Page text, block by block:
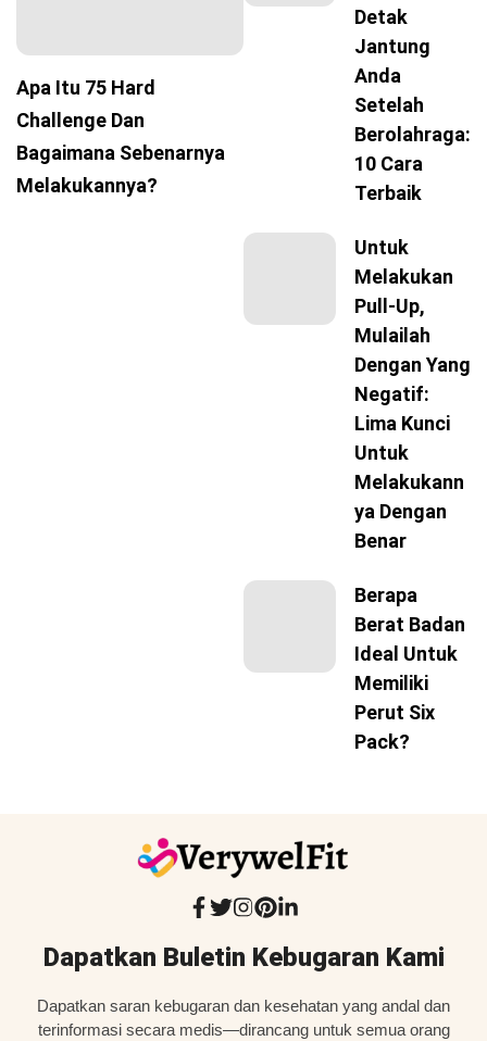
Apa Itu 75 Hard
Challenge Dan
Bagaimana Sebenarnya
Melakukannya?
Detak
Jantung
Anda
Setelah
Berolahraga:
10 Cara
Terbaik
Untuk
Melakukan
Pull-Up,
Mulailah
Dengan Yang
Negatif:
Lima Kunci
Untuk
Melakukann
Ya Dengan
Benar
Berapa
Berat Badan
Ideal Untuk
Memiliki
Perut Six
Pack?
Dapatkan Buletin Kebugaran Kami
Dapatkan saran kebugaran dan kesehatan yang andal dan
terinformasi secara medis—dirancang untuk semua orang